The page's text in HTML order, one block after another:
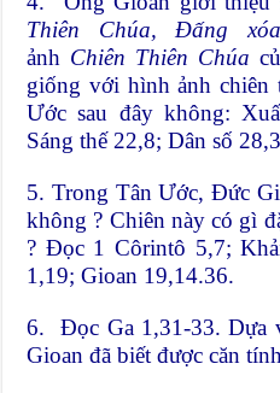
Thiên Chúa, Đấng
ảnh Chiên Thiên Chúa
giống với hình ảnh chiên
Ước sau đây không:
Sáng thế 22,8; Dân số
5. Trong Tân Ước, Đức
không ? Chiên này có gì
? Đọc 1 Côrintô 5,7;
1,19; Gioan 19,14.36.
6. Đọc Ga 1,31-33. Dựa
Gioan đã biết được căn